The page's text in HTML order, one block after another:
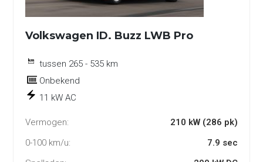
Volkswagen ID. Buzz LWB Pro
tussen 265 - 535 km
Onbekend
11 kW AC
Vermogen:
210 kW (286 pk)
0-100 km/u:
7.9 sec